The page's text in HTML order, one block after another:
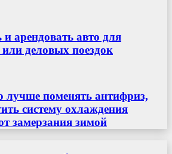
арендовать авто для
деловых поездок
лучше поменять антифриз,
систему охлаждения
замерзания зимой